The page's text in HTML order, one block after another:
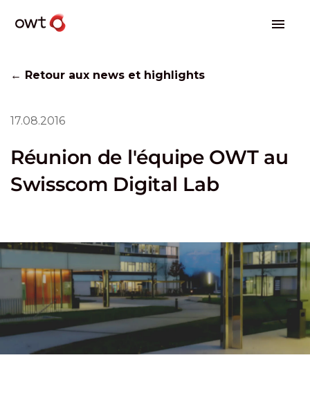
← Retour aux news et highlights
17.08.2016
Réunion de l'équipe OWT au
Swisscom Digital Lab